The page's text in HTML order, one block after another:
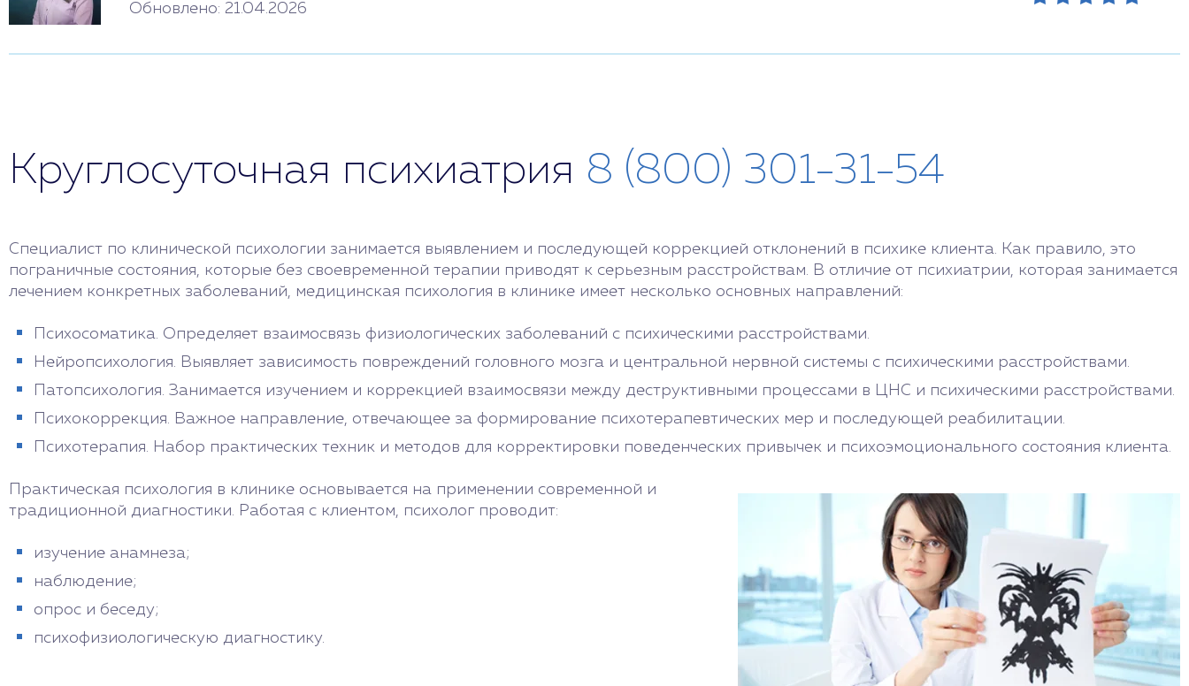
Обновлено: 21.04.2026
Круглосуточная психиатрия 8 (800) 301-31-54
Специалист по клинической психологии занимается выявлением и последующей коррекцией отклонений в психике клиента. Как правило, это
пограничные состояния, которые без своевременной терапии приводят к серьезным расстройствам. В отличие от психиатрии, которая занимается
лечением конкретных заболеваний, медицинская психология в клинике имеет несколько основных направлений:
Психосоматика. Определяет взаимосвязь физиологических заболеваний с психическими расстройствами.
Нейропсихология. Выявляет зависимость повреждений головного мозга и центральной нервной системы с психическими расстройствами.
Патопсихология. Занимается изучением и коррекцией взаимосвязи между деструктивными процессами в ЦНС и психическими расстройствами.
Психокоррекция. Важное направление, отвечающее за формирование психотерапевтических мер и последующей реабилитации.
Психотерапия. Набор практических техник и методов для корректировки поведенческих привычек и психоэмоционального состояния клиента.
Практическая психология в клинике основывается на применении современной и
традиционной диагностики. Работая с клиентом, психолог проводит:
изучение анамнеза;
наблюдение;
опрос и беседу;
психофизиологическую диагностику.